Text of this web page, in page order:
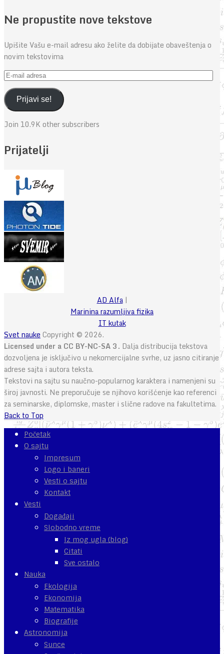
Ne propustite nove tekstove
Upišite Vašu e-mail adresu ako želite da dobijate obaveštenja o
novim tekstovima
E-
mail
adresaPrijavi se!
Join 10.9K other subscribers
Prijatelji
AD Alfa|
Marinina razumljiva fizika
IT kutak
Svet nauke Copyright © 2026.
Licensed under a CC BY-NC-SA 3. Dalja distribucija tekstova
dozvoljena je isključivo u nekomercijalne svrhe, uz jasno citiranje
adrese sajta i autora teksta.
Tekstovi na sajtu su naučno-popularnog karaktera i namenjeni su
široj javnosti. Ne preporučuje se njihovo korišćenje kao referenci
za seminarske, diplomske, master i slične radove na fakultetima.
Back to Top
Početak
O sajtu
Impresum
Logo i baneri
Vesti o sajtu
Kontakt
Vesti
Događaji
Slobodno vreme
Iz mog ugla (blog)
Citati
Sve ostalo
Nauka
Ekologija
Ekonomija
Matematika
Biografije
Astronomija
Sunce